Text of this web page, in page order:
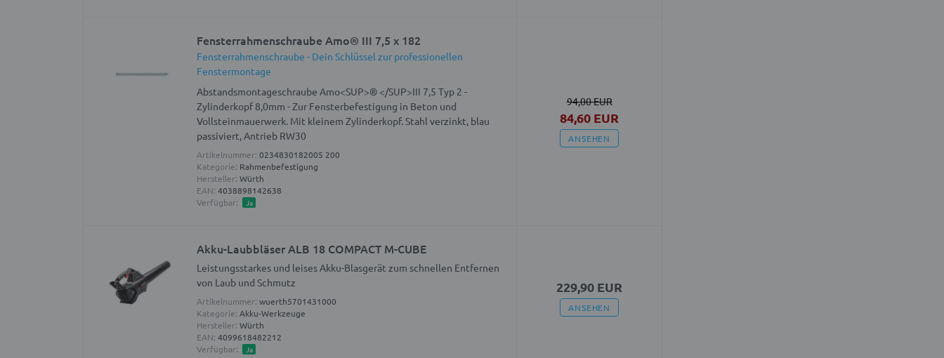
Fensterrahmenschraube Amo® III 7,5 x 182
Fensterrahmenschraube - Dein Schlüssel zur professionellen
Fenstermontage
Abstandsmontageschraube Amo<SUP>® </SUP>III 7,5 Typ 2 -
Zylinderkopf 8,0mm - Zur Fensterbefestigung in Beton und
Vollsteinmauerwerk. Mit kleinem Zylinderkopf. Stahl verzinkt, blau
passiviert, Antrieb RW30
Artikelnummer: 0234830182005 200
Kategorie: Rahmenbefestigung
Hersteller: Würth
EAN: 4038898142638
Verfügbar:
Ja
94,00 EUR
84,60 EUR
ANSEHEN
Akku-Laubbläser ALB 18 COMPACT M-CUBE
Leistungsstarkes und leises Akku-Blasgerät zum schnellen Entfernen
von Laub und Schmutz
Artikelnummer: wuerth5701431000
Kategorie: Akku-Werkzeuge
Hersteller: Würth
EAN: 4099618482212
Verfügbar:
Ja
229,90 EUR
ANSEHEN